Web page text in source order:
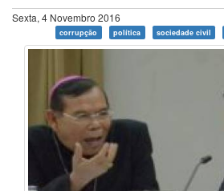
Sexta, 4 Novembro 2016
corrupção política sociedade civil